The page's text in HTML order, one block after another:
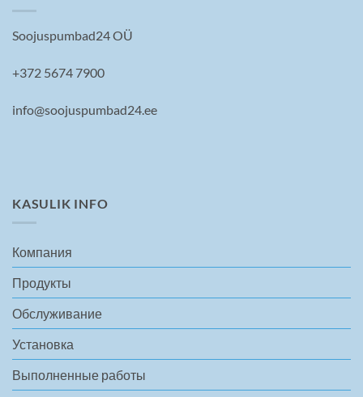
Soojuspumbad24 OÜ
+372 5674 7900
info@soojuspumbad24.ee
KASULIK INFO
Компания
Продукты
Обслуживание
Установка
Выполненные работы